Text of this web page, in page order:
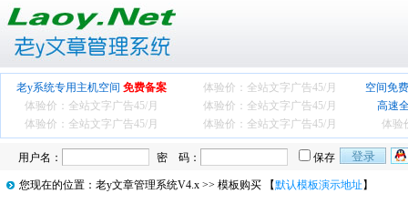
老y系统专用主机空间 免费备案 体验价：全站文字广告45/月
空间免
体验价：全站文字广告45/月 体验价：全站文字广告45/月
高速
体验价：全站文字广告45/月 体验价：全站文字广告45/月 体验
用户名： 密 码： 保存
您现在的位置： 老y文章管理系统V4.x >> 模板购买 【默认模板演示地址 】